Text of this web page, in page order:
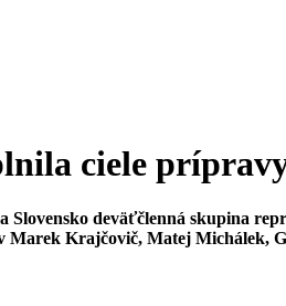
ciele
Slovensko deväťčlenná skupina
Krajčovič, Matej